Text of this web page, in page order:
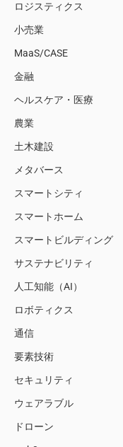
ロジスティクス
小売業
MaaS/CASE
金融
ヘルスケア・医療
農業
土木建設
メタバース
スマートシティ
スマートホーム
スマートビルディング
サステナビリティ
人工知能（AI）
ロボティクス
通信
要素技術
セキュリティ
ウェアラブル
ドローン